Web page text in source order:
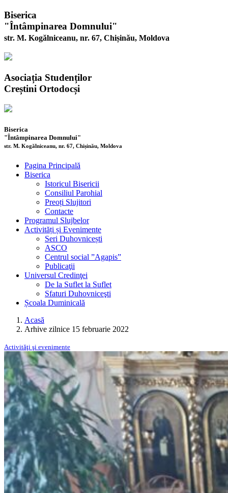
Biserica
"Întâmpinarea Domnului"
str. M. Kogălniceanu, nr. 67, Chișinău, Moldova
Asociația Studenților
Creștini Ortodocși
Biserica
"Întâmpinarea Domnului"
str. M. Kogălniceanu, nr. 67, Chișinău, Moldova
Pagina Principală
Biserica
Istoricul Bisericii
Consiliul Parohial
Preoți Slujitori
Contacte
Programul Slujbelor
Activități și Evenimente
Seri Duhovnicești
ASCO
Centrul social ”Agapis”
Publicaţii
Universul Credinţei
De la Suflet la Suflet
Sfaturi Duhovniceşti
Școala Duminicală
Acasă
Arhive zilnice 15 februarie 2022
Activităţi şi evenimente